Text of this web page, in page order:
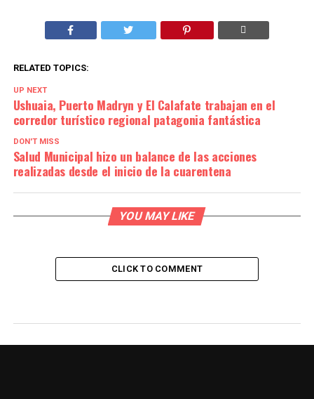
RELATED TOPICS:
UP NEXT
Ushuaia, Puerto Madryn y El Calafate trabajan en el
corredor turístico regional patagonia fantástica
DON'T MISS
Salud Municipal hizo un balance de las acciones
realizadas desde el inicio de la cuarentena
YOU MAY LIKE
CLICK TO COMMENT